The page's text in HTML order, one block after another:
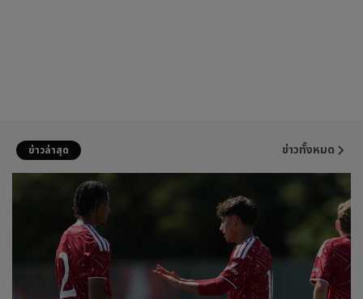
ข่าวล่าสุด ข่าวทั้งหมด